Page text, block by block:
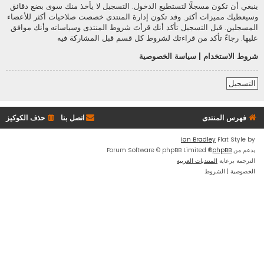
ينبغي أن تكون مسجلًا لتستطيع الدخول. التسجيل لا يأخذ منك سوى بضع دقائق
وسيعطيك مميزات أكثر. وقد تكون إدارة المنتدى خصصت صلاحيات أكثر للأعضاء
المسجلين. قبل التسجيل تأكد أنك قرأتَ شروط المنتدى وسياساته وأنك موافق
عليها. رجاءً تأكد من قراءتك لشروط كل قسم قبل المشاركة فيه
شروط الاستخدام
سياسة الخصوصية
التسجيل
فهرس المنتدى حذف الكوكيز اتصل بنا
Flat Style by
Ian Bradley
بدعم من phpBB
® Forum Software © phpBB Limited
الترجمة برعاية المنتديات العربية
الخصوصية | الشروط